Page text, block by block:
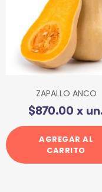
ZAPALLO ANCO
$870.00 x
AGREGAR AL
CARRITO